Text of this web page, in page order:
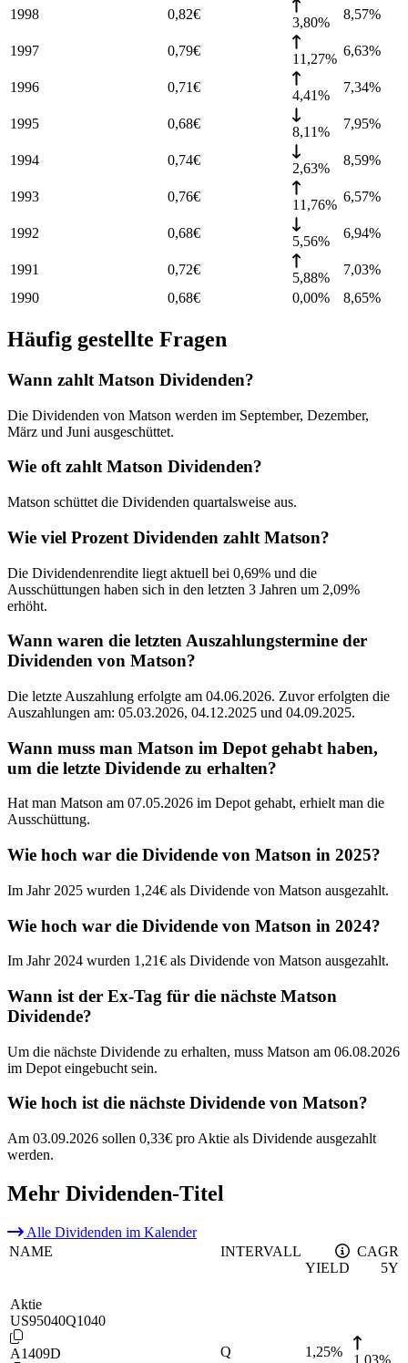
1998 0,82€
3,80%
8,57%
1997 0,79€
11,27%
6,63%
1996 0,71€
4,41%
7,34%
1995 0,68€
8,11%
7,95%
1994 0,74€
2,63%
8,59%
1993 0,76€
11,76%
6,57%
1992 0,68€
5,56%
6,94%
1991 0,72€
5,88%
7,03%
1990
0,68€ 0,00% 8,65%
Häufig gestellte Fragen
Wann zahlt Matson Dividenden?
Die Dividenden von Matson werden im September, Dezember,
März und Juni ausgeschüttet.
Wie oft zahlt Matson Dividenden?
Matson schüttet die Dividenden quartalsweise aus.
Wie viel Prozent Dividenden zahlt Matson?
Die Dividendenrendite liegt aktuell bei 0,69% und die
Ausschüttungen haben sich in den letzten 3 Jahren um 2,09%
erhöht.
Wann waren die letzten Auszahlungstermine der
Dividenden von Matson?
Die letzte Auszahlung erfolgte am 04.06.2026. Zuvor erfolgten die
Auszahlungen am: 05.03.2026, 04.12.2025 und 04.09.2025.
Wann muss man Matson im Depot gehabt haben,
um die letzte Dividende zu erhalten?
Hat man Matson am 07.05.2026 im Depot gehabt, erhielt man die
Ausschüttung.
Wie hoch war die Dividende von Matson in 2025?
Im Jahr 2025 wurden 1,24€ als Dividende von Matson ausgezahlt.
Wie hoch war die Dividende von Matson in 2024?
Im Jahr 2024 wurden 1,21€ als Dividende von Matson ausgezahlt.
Wann ist der Ex-Tag für die nächste Matson
Dividende?
Um die nächste Dividende zu erhalten, muss Matson am 06.08.2026
im Depot eingebucht sein.
Wie hoch ist die nächste Dividende von Matson?
Am 03.09.2026 sollen 0,33€ pro Aktie als Dividende ausgezahlt
werden.
Mehr Dividenden-Titel
Alle Dividenden im Kalender
NAME
INTERVALL
YIELD
CAGR
5Y
Aktie
US95040Q1040
A1409D Q 1,25%
1,03%